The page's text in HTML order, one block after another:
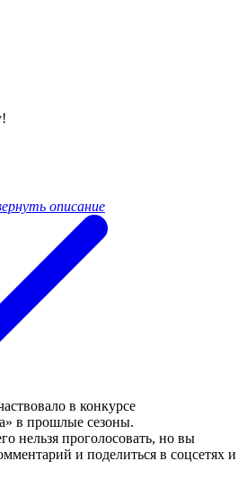
описание
в конкурсе
в прошлые сезоны.
нельзя проголосовать, но вы
и поделиться в соцсетях и